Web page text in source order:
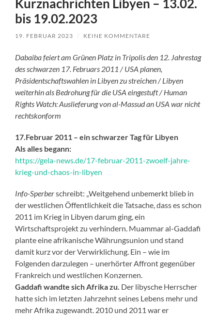
Kurznachrichten Libyen – 13.02.
bis 19.02.2023
19. FEBRUAR 2023 / KEINE KOMMENTARE
Dabaiba feiert am Grünen Platz in Tripolis den 12. Jahrestag
des schwarzen 17. Februars 2011 / USA planen,
Präsidentschaftswahlen in Libyen zu streichen / Libyen
weiterhin als Bedrohung für die USA eingestuft / Human
Rights Watch: Auslieferung von al-Massud an USA war nicht
rechtskonform
17.Februar 2011 – ein schwarzer Tag für Libyen
Als alles begann:
https://gela-news.de/17-februar-2011-zwoelf-jahre-
krieg-und-chaos-in-libyen
Info-Sperberschreibt: „Weitgehend unbemerkt blieb in
der westlichen Öffentlichkeit die Tatsache, dass es schon
2011 im Krieg in Libyen darum ging, ein
Wirtschaftsprojekt zu verhindern. Muammar al-Gaddafi
plante eine afrikanische Währungsunion und stand
damit kurz vor der Verwirklichung. Ein – wie im
Folgenden darzulegen – unerhörter Affront gegenüber
Frankreich und westlichen Konzernen.
Gaddafi wandte sich Afrika zu. Der libysche Herrscher
hatte sich im letzten Jahrzehnt seines Lebens mehr und
mehr Afrika zugewandt. 2010 und 2011 war er